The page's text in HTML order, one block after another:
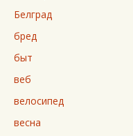
Белград
бред
быт
веб
велосипед
весна